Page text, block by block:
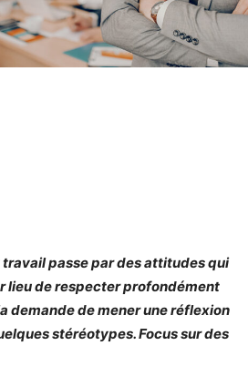
travail passe par des attitudes qui
lieu de respecter profondément
demande de mener une réflexion
stéréotypes. Focus sur des